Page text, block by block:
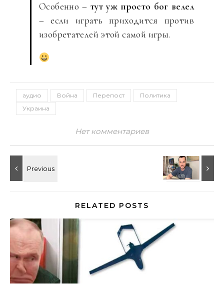
Особенно – тут уж просто бог велел
– если играть приходится против
изобретателей этой самой игры.
аудио Война Перепост
Политика
Украина
Нет комментариев
RELATED POSTS